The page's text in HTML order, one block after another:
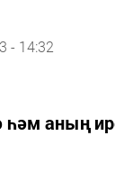
- 14:32
аның